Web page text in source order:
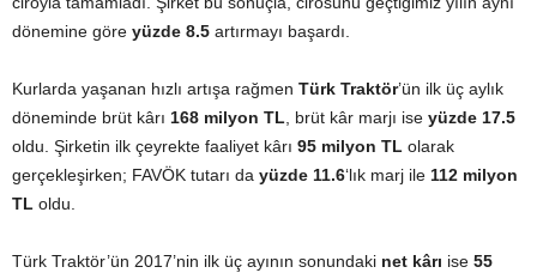
dönemine göre yüzde 8.5 artırmayı başardı.
Kurlarda yaşanan hızlı artışa rağmen Türk Traktör’ün ilk üç aylık
döneminde brüt kârı 168 milyon TL , brüt kâr marjı ise yüzde 17.5
oldu. Şirketin ilk çeyrekte faaliyet kârı 95 milyon TL olarak
gerçekleşirken; FAVÖK tutarı da yüzde 11.6‘lık marj ile 112 milyon
TL oldu.
Türk Traktör’ün 2017’nin ilk üç ayının sonundaki net kârı ise 55